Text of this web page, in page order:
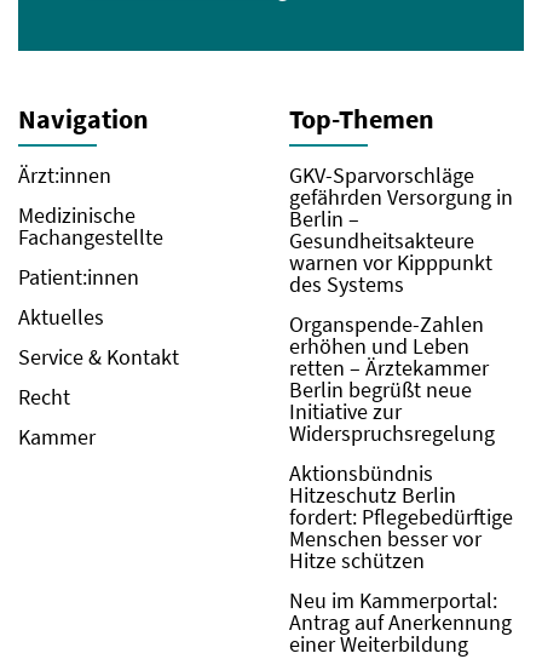
Navigation
Ärzt:innen
Medizinische
Fachangestellte
Patient:innen
Aktuelles
Service & Kontakt
Recht
Kammer
Top-Themen
GKV-Sparvorschläge
gefährden Versorgung in
Berlin –
Gesundheitsakteure
warnen vor Kipppunkt
des Systems
Organspende-Zahlen
erhöhen und Leben
retten – Ärztekammer
Berlin begrüßt neue
Initiative zur
Widerspruchsregelung
Aktionsbündnis
Hitzeschutz Berlin
fordert: Pflegebedürftige
Menschen besser vor
Hitze schützen
Neu im Kammerportal:
Antrag auf Anerkennung
einer Weiterbildung